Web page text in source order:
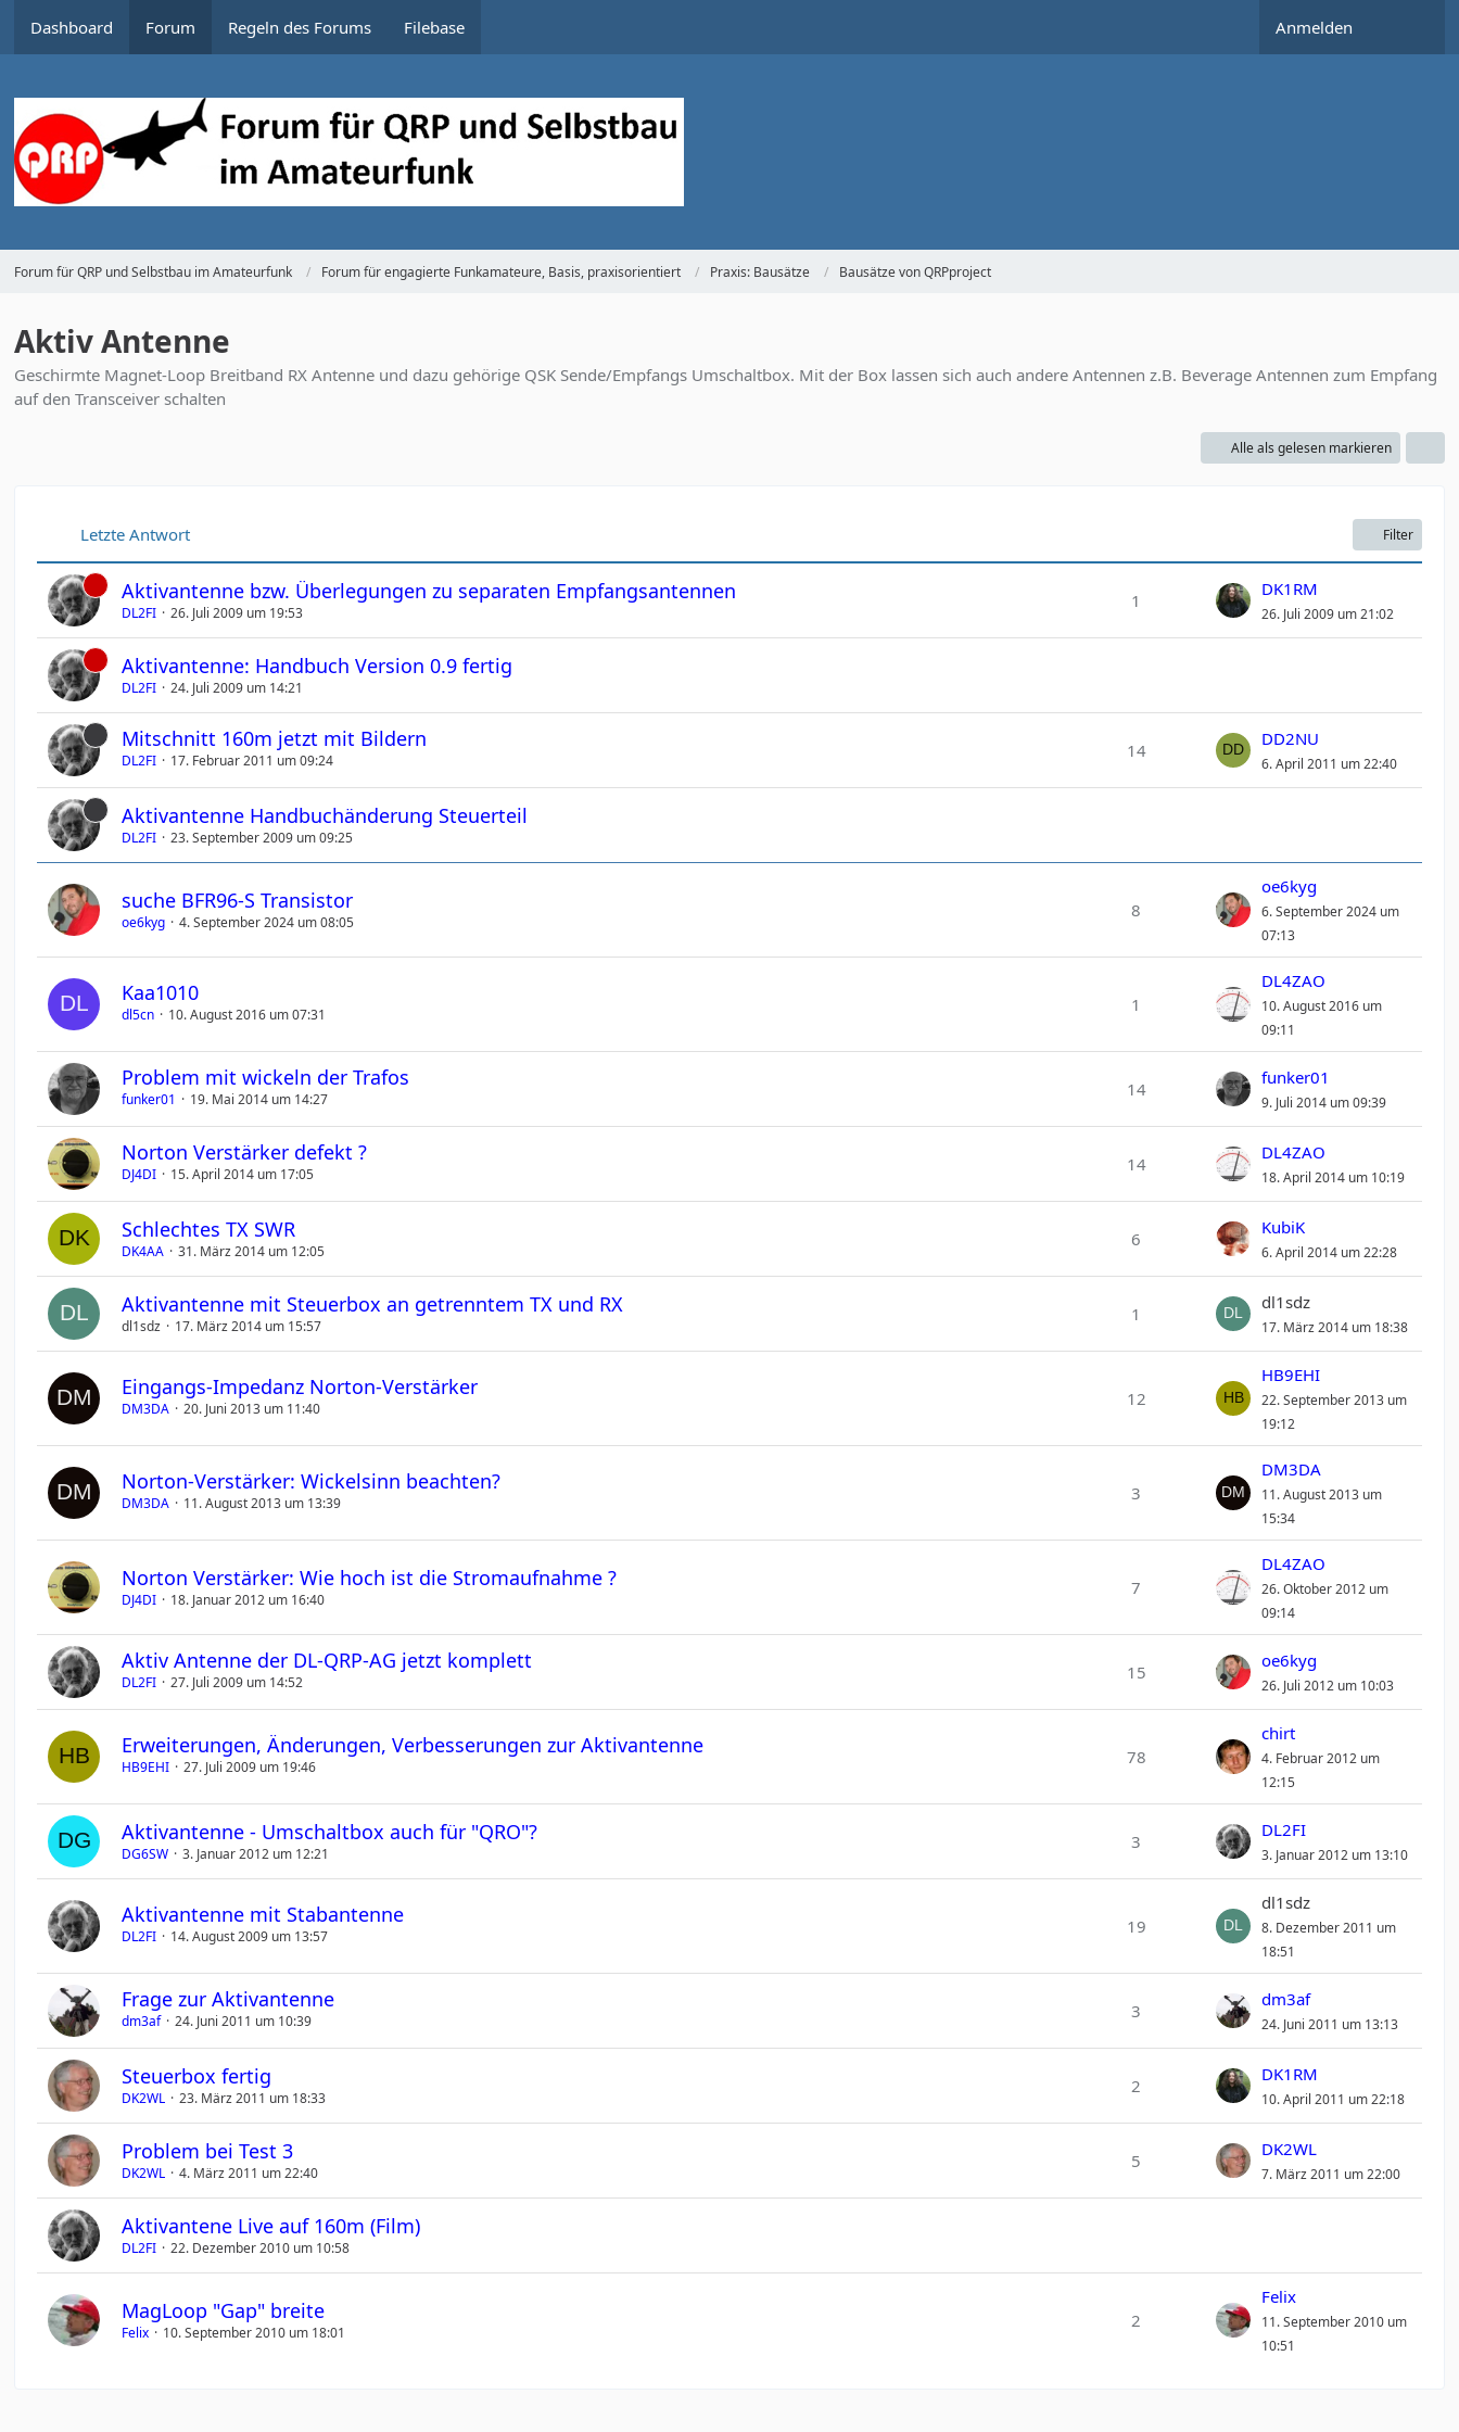
Dashboard Forum Regeln des Forums Filebase Anmelden
Forum für QRP und Selbstbau im Amateurfunk Forum für engagierte Funkamateure, Basis, praxisorientiert Praxis: Bausätze Bausätze von QRPproject
Aktiv Antenne
Geschirmte Magnet-Loop Breitband RX Antenne und dazu gehörige QSK Sende/Empfangs Umschaltbox. Mit der Box lassen sich auch andere Antennen z.B. Beverage Antennen zum Empfang
auf den Transceiver schalten
Alle als gelesen markieren
Letzte Antwort Filter
Aktivantenne bzw. Überlegungen zu separaten Empfangsantennen
DL2FI 26. Juli 2009 um 19:53
1
DK1RM
26. Juli 2009 um 21:02
Aktivantenne: Handbuch Version 0.9 fertig
DL2FI 24. Juli 2009 um 14:21
Mitschnitt 160m jetzt mit Bildern
DL2FI 17. Februar 2011 um 09:24 14
DD2NU
6. April 2011 um 22:40
Aktivantenne Handbuchänderung Steuerteil
DL2FI 23. September 2009 um 09:25
suche BFR96-S Transistor
oe6kyg 4. September 2024 um 08:05
8
oe6kyg
6. September 2024 um
07:13
Kaa1010
dl5cn 10. August 2016 um 07:31 1
DL4ZAO
10. August 2016 um
09:11
Problem mit wickeln der Trafos
funker01 19. Mai 2014 um 14:27 14
funker01
9. Juli 2014 um 09:39
Norton Verstärker defekt ?
DJ4DI 15. April 2014 um 17:05 14
DL4ZAO
18. April 2014 um 10:19
Schlechtes TX SWR
DK4AA 31. März 2014 um 12:05
6
KubiK
6. April 2014 um 22:28
Aktivantenne mit Steuerbox an getrenntem TX und RX
dl1sdz 17. März 2014 um 15:57
1
dl1sdz
17. März 2014 um 18:38
Eingangs-Impedanz Norton-Verstärker
DM3DA 20. Juni 2013 um 11:40 12
HB9EHI
22. September 2013 um
19:12
Norton-Verstärker: Wickelsinn beachten?
DM3DA 11. August 2013 um 13:39 3
DM3DA
11. August 2013 um
15:34
Norton Verstärker: Wie hoch ist die Stromaufnahme ?
DJ4DI 18. Januar 2012 um 16:40
7
DL4ZAO
26. Oktober 2012 um
09:14
Aktiv Antenne der DL-QRP-AG jetzt komplett
DL2FI 27. Juli 2009 um 14:52 15
oe6kyg
26. Juli 2012 um 10:03
Erweiterungen, Änderungen, Verbesserungen zur Aktivantenne
HB9EHI 27. Juli 2009 um 19:46 78
chirt
4. Februar 2012 um
12:15
Aktivantenne - Umschaltbox auch für "QRO"?
DG6SW 3. Januar 2012 um 12:21
3
DL2FI
3. Januar 2012 um 13:10
Aktivantenne mit Stabantenne
DL2FI 14. August 2009 um 13:57 19
dl1sdz
8. Dezember 2011 um
18:51
Frage zur Aktivantenne
dm3af 24. Juni 2011 um 10:39 3
dm3af
24. Juni 2011 um 13:13
Steuerbox fertig
DK2WL 23. März 2011 um 18:33
2
DK1RM
10. April 2011 um 22:18
Problem bei Test 3
DK2WL 4. März 2011 um 22:40
5
DK2WL
7. März 2011 um 22:00
Aktivantene Live auf 160m (Film)
DL2FI 22. Dezember 2010 um 10:58
MagLoop "Gap" breite
Felix 10. September 2010 um 18:01
2
Felix
11. September 2010 um
10:51